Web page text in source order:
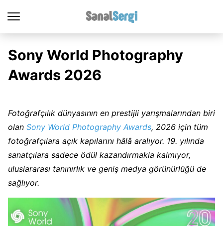
Sony World Photography
Awards 2026
Fotoğrafçılık dünyasının en prestijli yarışmalarından biri
olan Sony World Photography Awards, 2026 için tüm
fotoğrafçılara açık kapılarını hâlâ aralıyor. 19. yılında
sanatçılara sadece ödül kazandırmakla kalmıyor,
uluslararası tanınırlık ve geniş medya görünürlüğü de
sağlıyor.